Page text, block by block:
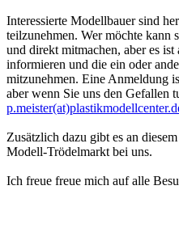
Interessierte Modellbauer sind
teilzunehmen. Wer möchte kann
und direkt mitmachen, aber es
informieren und die ein oder
mitzunehmen. Eine Anmeldung
aber wenn Sie uns den Gefallen
Zusätzlich dazu gibt es an
Modell-Trödelmarkt bei uns.
Ich freue freue mich auf alle